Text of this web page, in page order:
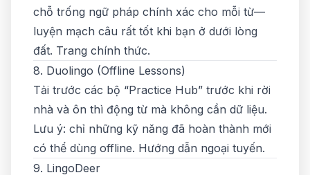
chỗ trống ngữ pháp chính xác cho mỗi từ—
luyện mạch câu rất tốt khi bạn ở dưới lòng
đất. Trang chính thức.
8. Duolingo (Offline Lessons)
Tải trước các bộ “Practice Hub” trước khi rời
nhà và ôn thì động từ mà không cần dữ liệu.
Lưu ý: chỉ những kỹ năng đã hoàn thành mới
có thể dùng offline. Hướng dẫn ngoại tuyến.
9. LingoDeer